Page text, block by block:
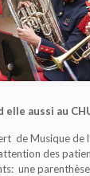
aussi au
de Musique de
des
une